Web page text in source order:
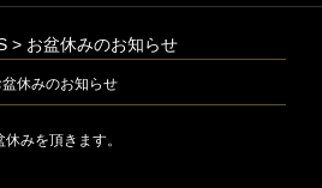
> お盆休みのお知らせ
盆休みのお知らせ
みを頂きます。